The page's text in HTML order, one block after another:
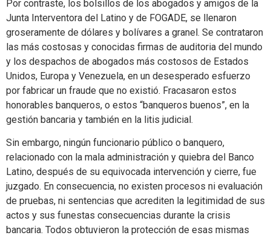
Por contraste, los bolsillos de los abogados y amigos de la
Junta Interventora del Latino y de FOGADE, se llenaron
groseramente de dólares y bolívares a granel. Se contrataron
las más costosas y conocidas firmas de auditoria del mundo
y los despachos de abogados más costosos de Estados
Unidos, Europa y Venezuela, en un desesperado esfuerzo
por fabricar un fraude que no existió. Fracasaron estos
honorables banqueros, o estos “banqueros buenos”, en la
gestión bancaria y también en la litis judicial.
Sin embargo, ningún funcionario público o banquero,
relacionado con la mala administración y quiebra del Banco
Latino, después de su equivocada intervención y cierre, fue
juzgado. En consecuencia, no existen procesos ni evaluación
de pruebas, ni sentencias que acrediten la legitimidad de sus
actos y sus funestas consecuencias durante la crisis
bancaria. Todos obtuvieron la protección de esas mismas